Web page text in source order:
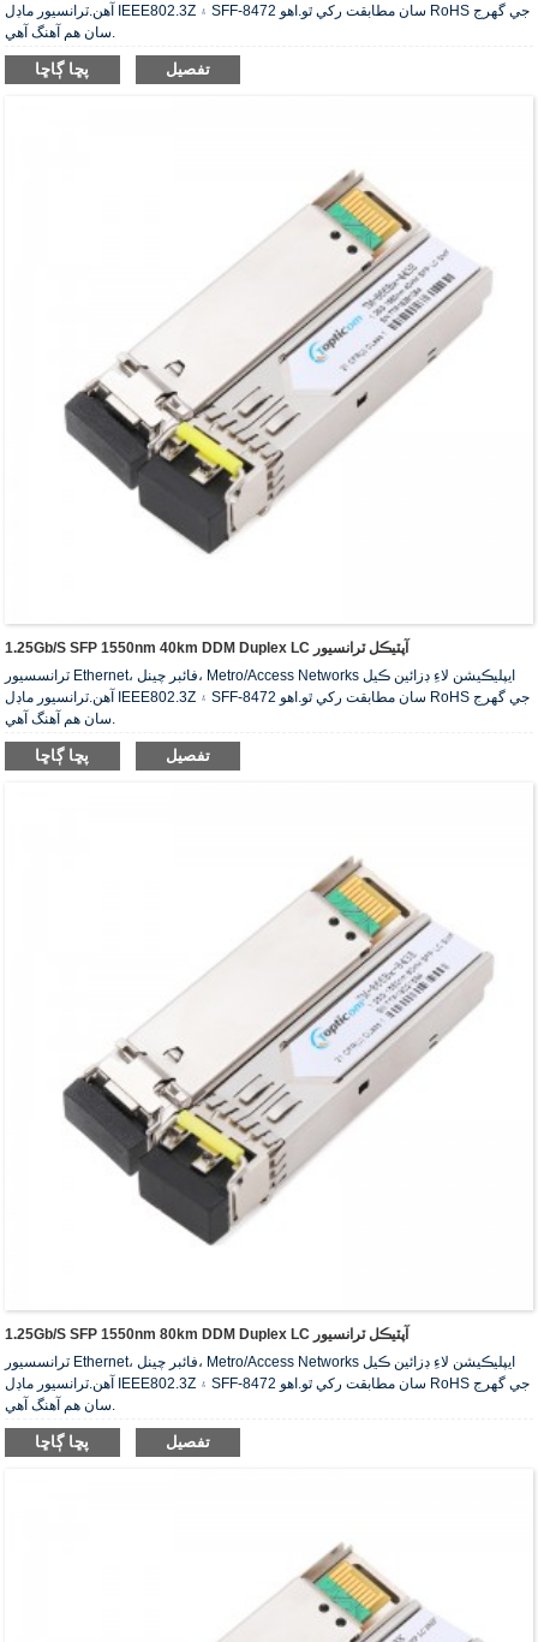
آهن.ٽرانسيور ماڊل IEEE802.3Z ۽ SFF-8472 سان مطابقت رکي ٿو.اهو RoHS جي گهرج
پڇا ڳاڇا تفصيل
1.25Gb/s SFP 1550nm 40km DDM Duplex LC آپٽيڪل ٽرانسيور
ٽرانسسيور Ethernet، فائبر چينل، Metro/Access Networks ايپليڪيشن لاءِ ڊزائين ڪيل
آهن.ٽرانسيور ماڊل IEEE802.3Z ۽ SFF-8472 سان مطابقت رکي ٿو.اهو RoHS جي گهرج
پڇا ڳاڇا تفصيل
1.25Gb/s SFP 1550nm 80km DDM Duplex LC آپٽيڪل ٽرانسيور
ٽرانسسيور Ethernet، فائبر چينل، Metro/Access Networks ايپليڪيشن لاءِ ڊزائين ڪيل
آهن.ٽرانسيور ماڊل IEEE802.3Z ۽ SFF-8472 سان مطابقت رکي ٿو.اهو RoHS جي گهرج
پڇا ڳاڇا تفصيل